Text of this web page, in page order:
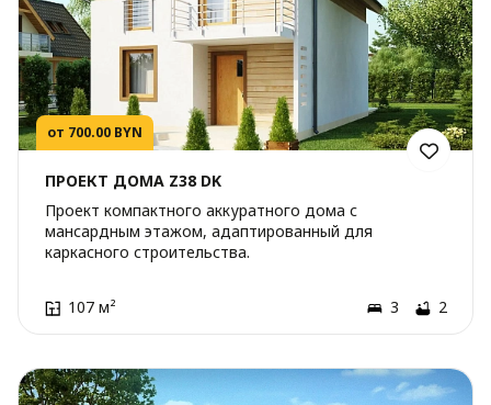
от 700.00 BYN
ПРОЕКТ ДОМА Z38 DK
Проект компактного аккуратного дома с
мансардным этажом, адаптированный для
каркасного строительства.
107 м² 3 2